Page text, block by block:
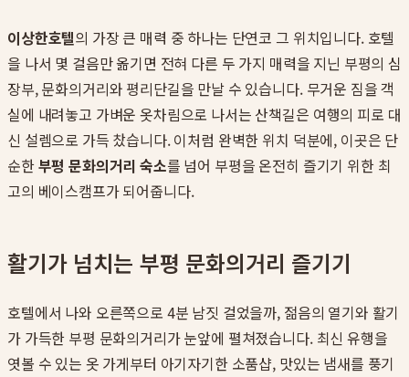
이상한호텔의 가장 큰 매력 중 하나는 단연코 그 위치입니다. 호텔
을 나서 몇 걸음만 옮기면 전혀 다른 두 가지 매력을 지닌 부평의 심
장부, 문화의거리와 평리단길을 만날 수 있습니다. 무거운 짐을 객
실에 내려놓고 가벼운 옷차림으로 나서는 산책길은 여행의 피로 대
신 설렘으로 가득 찼습니다. 이처럼 완벽한 위치 덕분에, 이곳은 단
순한부평 문화의거리 숙소를 넘어 부평을 온전히 즐기기 위한 최
고의 베이스캠프가 되어줍니다.
활기가 넘치는 부평 문화의거리 즐기기
호텔에서 나와 오른쪽으로 4분 남짓 걸었을까, 젊음의 열기와 활기
가 가득한 부평 문화의거리가 눈앞에 펼쳐졌습니다. 최신 유행을
엿볼 수 있는 옷 가게부터 아기자기한 소품샵, 맛있는 냄새를 풍기